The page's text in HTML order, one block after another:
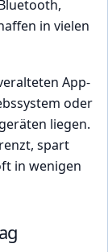
in vielen
App-
oder
liegen.
spart
in wenigen